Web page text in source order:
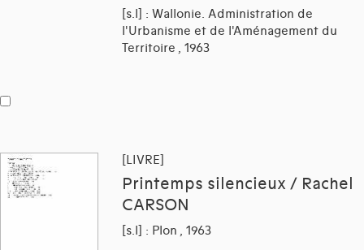
[s.l] : Wallonie. Administration de
l'Urbanisme et de l'Aménagement du
Territoire , 1963
[LIVRE]
Printemps silencieux / Rachel
CARSON
[s.l] : Plon , 1963